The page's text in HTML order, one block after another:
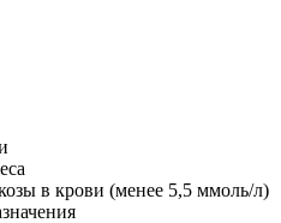
в крови (менее 5,5 ммоль/л)